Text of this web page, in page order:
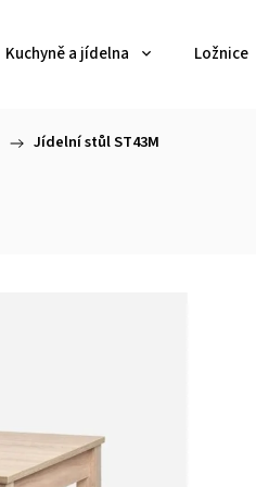
Kuchyně a jídelna Ložnice
/ Jídelní stůl ST43M